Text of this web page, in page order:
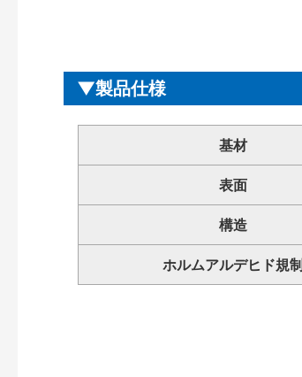
製品仕様
基材
表面
構造
ホルムアルデヒド規制